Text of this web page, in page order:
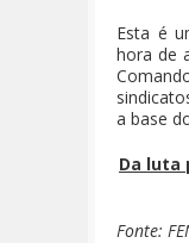
Esta é
hora de
a base
Da luta
Fonte: